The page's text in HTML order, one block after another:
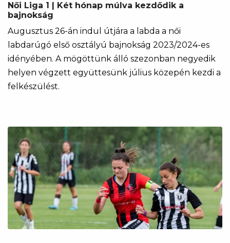
Női Liga 1 | Két hónap múlva kezdődik a
bajnokság
Augusztus 26-án indul útjára a labda a női
labdarúgó első osztályú bajnokság 2023/2024-es
idényében. A mögöttünk álló szezonban negyedik
helyen végzett együttesünk július közepén kezdi a
felkészülést.